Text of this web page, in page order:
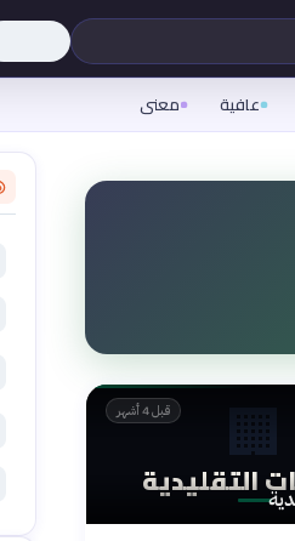
عافية معنى
قبل 4 أشهر 🏢
التقليدية